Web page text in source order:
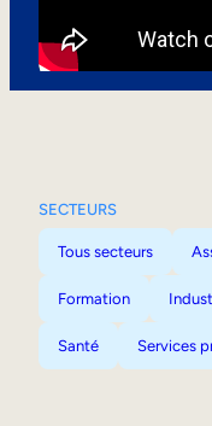
SECTEURS
Tous secteurs
Formation
Santé Services